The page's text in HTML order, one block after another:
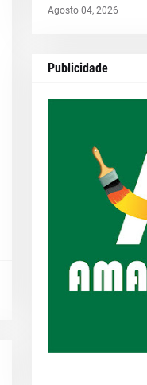
Agosto 04, 2026
Publicidade